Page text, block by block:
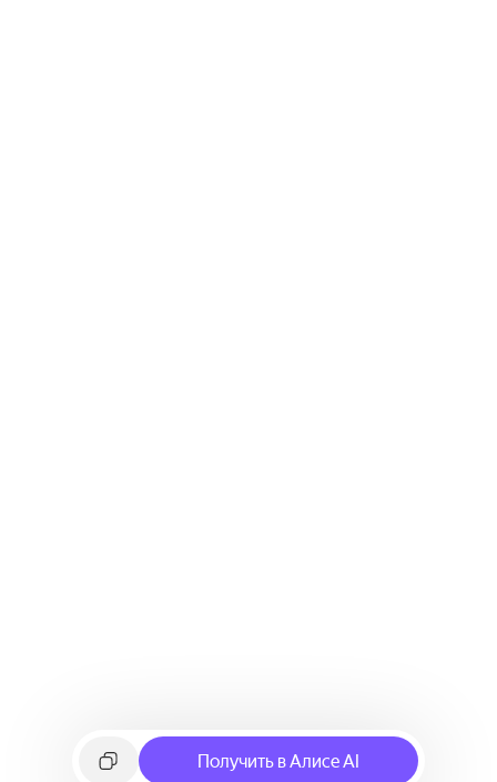
Получить в Алисе AI